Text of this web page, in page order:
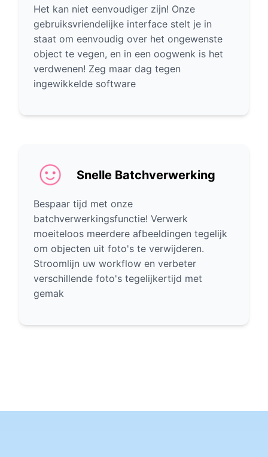
Het kan niet eenvoudiger zijn! Onze
gebruiksvriendelijke interface stelt je in
staat om eenvoudig over het ongewenste
object te vegen, en in een oogwenk is het
verdwenen! Zeg maar dag tegen
ingewikkelde software
Snelle Batchverwerking
Bespaar tijd met onze
batchverwerkingsfunctie! Verwerk
moeiteloos meerdere afbeeldingen tegelijk
om objecten uit foto's te verwijderen.
Stroomlijn uw workflow en verbeter
verschillende foto's tegelijkertijd met
gemak